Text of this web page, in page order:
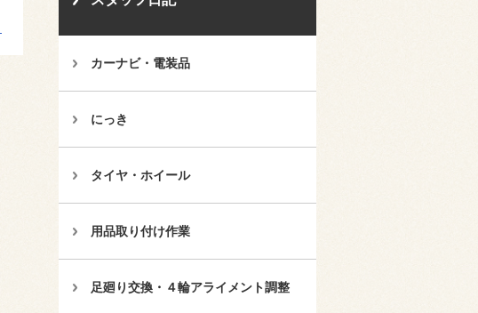
カーナビ・電装品
にっき
タイヤ・ホイール
用品取り付け作業
足廻り交換・４輪アライメント調整